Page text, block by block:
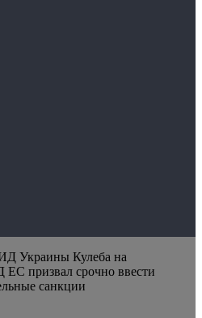
Украины Кулеба на
призвал срочно ввести
санкции